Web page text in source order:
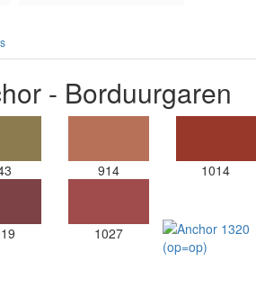
- Borduurgaren
914 1014
1027